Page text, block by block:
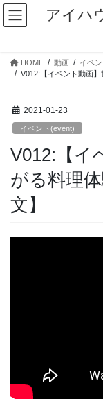
コ
ン
ナ
ビ
アイハ
HOME 動画
イベ
V012:【イベント動画】
2021-01-23
イベント(event)
V012:【イ
がる料理
文】